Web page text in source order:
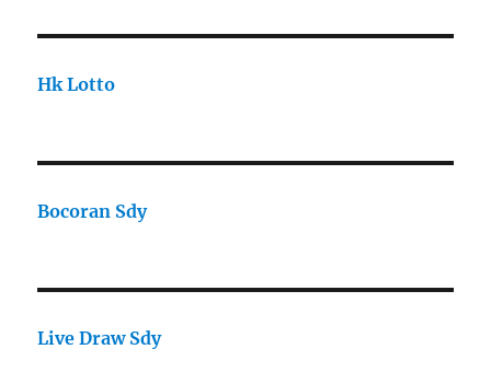
Hk Lotto
Bocoran Sdy
Live Draw Sdy